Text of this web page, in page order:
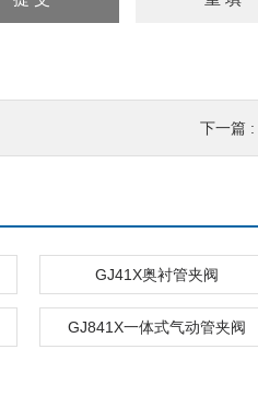
下一篇 :
GJ41X奥衬管夹阀
GJ841X一体式气动管夹阀